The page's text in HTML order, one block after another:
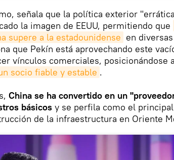
señala que la política exterior
la imagen de EEUU, permitiendo que
supere a la estadounidense en
que Pekín está aprovechando este
vínculos comerciales, posicionándose
socio fiable y estable .
China se ha convertido en un
básicos y se perfila como el
de la infraestructura en Oriente